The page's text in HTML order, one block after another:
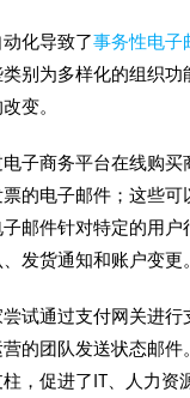
化导致了事务性电子
别为多样化的组织功
变。
子商务平台在线购买
的电子邮件；这些可
邮件针对特定的用户
发货通知和账户变更。
试通过支付网关进行
的团队发送状态邮件
，促进了IT、人力资